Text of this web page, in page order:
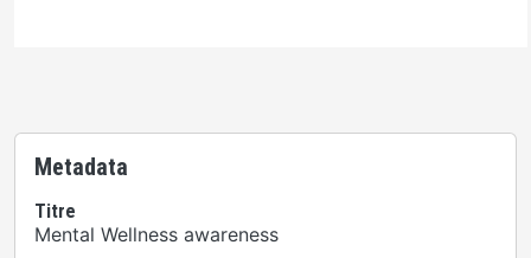
Metadata
Titre
Mental Wellness awareness